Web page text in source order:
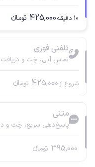
10 دقیقه425,000 تومانء
تلفنی فوری
تماس آنی، چَت و
شروع از 425,000 تومانء
متنی
پاسخ‌دهی سریع، چَت و
395,000 تومانء